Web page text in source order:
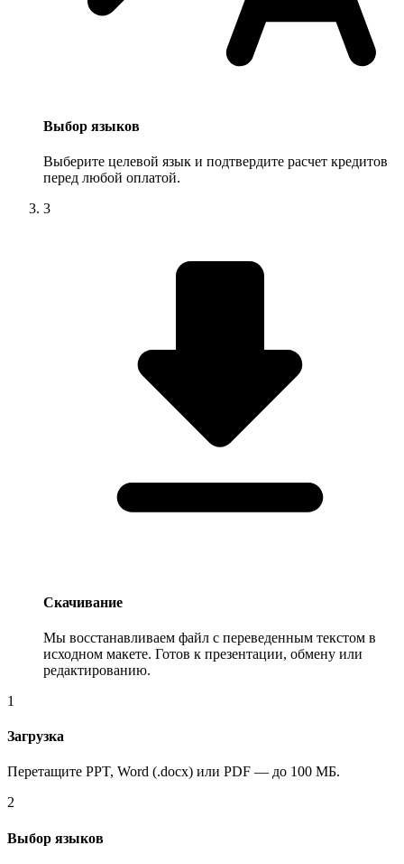
Выбор языков
Выберите целевой язык и подтвердите расчет кредитов
перед любой оплатой.
3
Скачивание
Мы восстанавливаем файл с переведенным текстом в
исходном макете. Готов к презентации, обмену или
редактированию.
1
Загрузка
Перетащите PPT, Word (.docx) или PDF — до 100 МБ.
2
Выбор языков